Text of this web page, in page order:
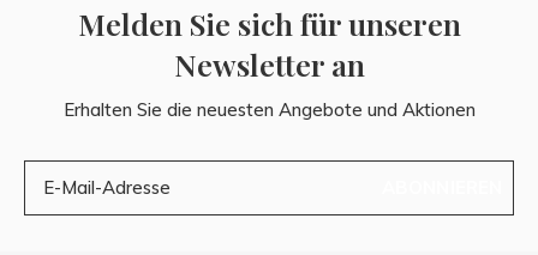
Melden Sie sich für unseren
Newsletter an
Erhalten Sie die neuesten Angebote und Aktionen